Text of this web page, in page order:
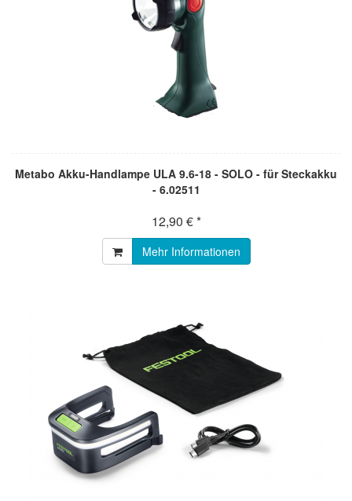
Metabo Akku-Handlampe ULA 9.6-18 - SOLO - für Steckakku
- 6.02511
12,90 € *
Mehr Informationen